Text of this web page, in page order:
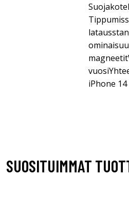
iPhone
SUOSITUIMMAT